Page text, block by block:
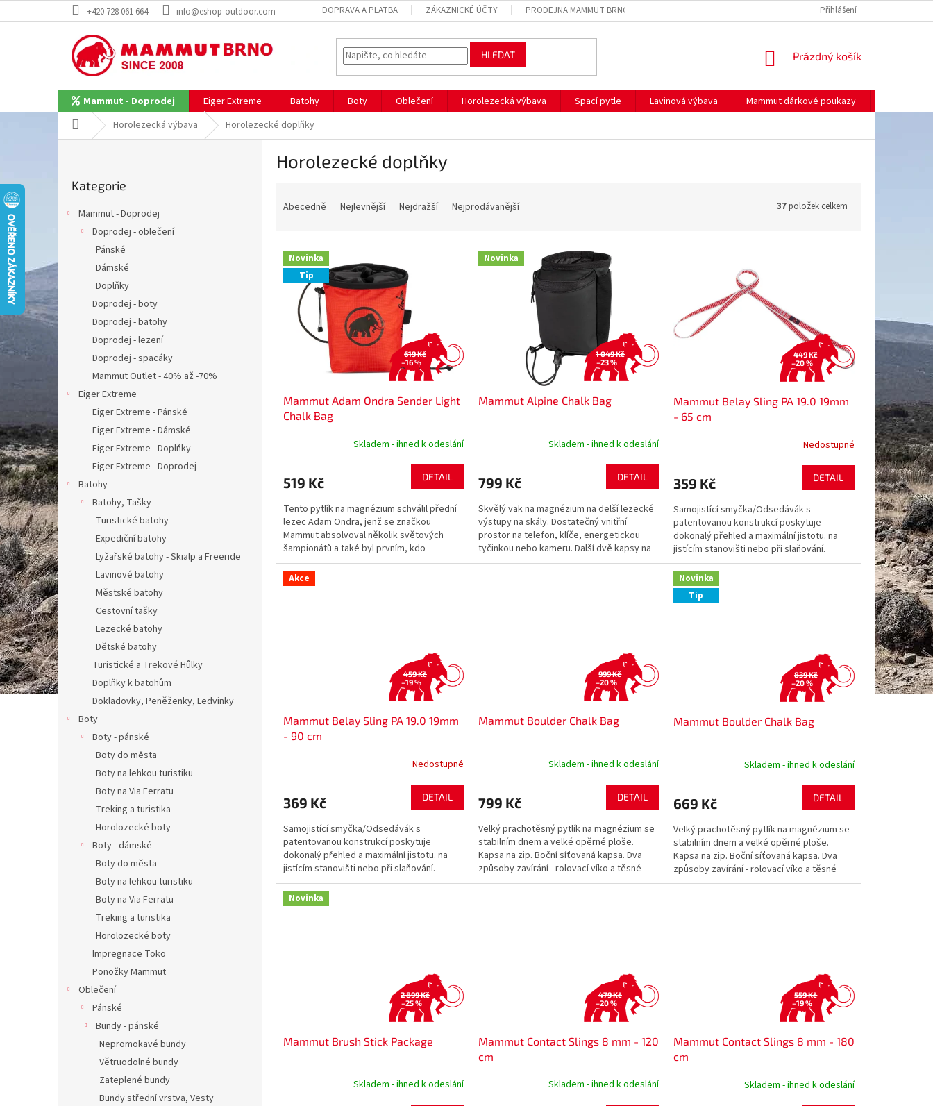
na
+420 728 061 664 info@eshop-outdoor.com DOPRAVA A PLATBA ZÁKAZNICKÉ ÚČTY PRODEJNA MAMMUT BRNO Přihlášení
HLEDAT
NÁKUPNÍ
Prázdný košík
Mammut - Doprodej Eiger Extreme Batohy Boty Oblečení Horolezecká výbava Spací pytle Lavinová výbava Mammut dárkové poukazy
Domů Horolezecká výbava Horolezecké doplňky
í
a
n
kategorie
Kategorie
Mammut - Doprodej
Doprodej - oblečení
Pánské
Dámské
Doplňky
Doprodej - boty
Doprodej - batohy
Doprodej - lezení
Doprodej - spacáky
Mammut Outlet - 40% až -70%
Eiger Extreme
Eiger Extreme - Pánské
Eiger Extreme - Dámské
Eiger Extreme - Doplňky
Eiger Extreme - Doprodej
Batohy
Batohy, Tašky
Turistické batohy
Expediční batohy
Lyžařské batohy - Skialp a Freeride
Lavinové batohy
Městské batohy
Cestovní tašky
Lezecké batohy
Dětské batohy
Turistické a Trekové Hůlky
Doplňky k batohům
Dokladovky, Peněženky, Ledvinky
Boty
Boty - pánské
Boty do města
Boty na lehkou turistiku
Boty na Via Ferratu
Treking a turistika
Horolozecké boty
Boty - dámské
Boty do města
Boty na lehkou turistiku
Boty na Via Ferratu
Treking a turistika
Horolozecké boty
Impregnace Toko
Ponožky Mammut
Oblečení
Pánské
Bundy - pánské
Nepromokavé bundy
Větruodolné bundy
Zateplené bundy
Bundy střední vrstva, Vesty
Horolezecké doplňky
n
p
Abecedně Nejlevnější Nejdražší Nejprodávanější 37položek celkem
V
p
Novinka
Tip
619 Kč
–16 %
Mammut Adam Ondra Sender Light
Chalk Bag
Skladem - ihned k odeslání
519 Kč DETAIL
Tento pytlík na magnézium schválil přední
lezec Adam Ondra, jenž se značkou
Mammut absolvoval několik světových
šampionátů a také byl prvním, kdo
překonal lezeckou trasu Silence...
Novinka
1 049 Kč
–23 %
Mammut Alpine Chalk Bag
Skladem - ihned k odeslání
799 Kč DETAIL
Skvělý vak na magnézium na delší lezecké
výstupy na skály. Dostatečný vnitřní
prostor na telefon, klíče, energetickou
tyčinkou nebo kameru. Další dvě kapsy na
zipy a síťovaná...
449 Kč
–20 %
Mammut Belay Sling PA 19.0 19mm
- 65 cm
Nedostupné
359 Kč DETAIL
Samojistící smyčka/Odsedávák s
patentovanou konstrukcí poskytuje
dokonalý přehled a maximální jistotu. na
jistícím stanovišti nebo při slaňování.
Testováno podle EN 566.
Akce
459 Kč
–19 %
Mammut Belay Sling PA 19.0 19mm
- 90 cm
Nedostupné
369 Kč DETAIL
Samojistící smyčka/Odsedávák s
patentovanou konstrukcí poskytuje
dokonalý přehled a maximální jistotu. na
jistícím stanovišti nebo při slaňování.
Testováno podle EN 566.
999 Kč
–20 %
Mammut Boulder Chalk Bag
Skladem - ihned k odeslání
799 Kč DETAIL
Velký prachotěsný pytlík na magnézium se
stabilním dnem a velké opěrné ploše.
Kapsa na zip. Boční síťovaná kapsa. Dva
způsoby zavírání - rolovací víko a těsné
uzavírání....
Novinka
Tip
839 Kč
–20 %
Mammut Boulder Chalk Bag
Skladem - ihned k odeslání
669 Kč DETAIL
Velký prachotěsný pytlík na magnézium se
stabilním dnem a velké opěrné ploše.
Kapsa na zip. Boční síťovaná kapsa. Dva
způsoby zavírání - rolovací víko a těsné
uzavírání....
Novinka
2 899 Kč
–25 %
Mammut Brush Stick Package
Skladem - ihned k odeslání
479 Kč
–20 %
Mammut Contact Slings 8 mm - 120
cm
Skladem - ihned k odeslání
559 Kč
–19 %
Mammut Contact Slings 8 mm - 180
cm
Skladem - ihned k odeslání